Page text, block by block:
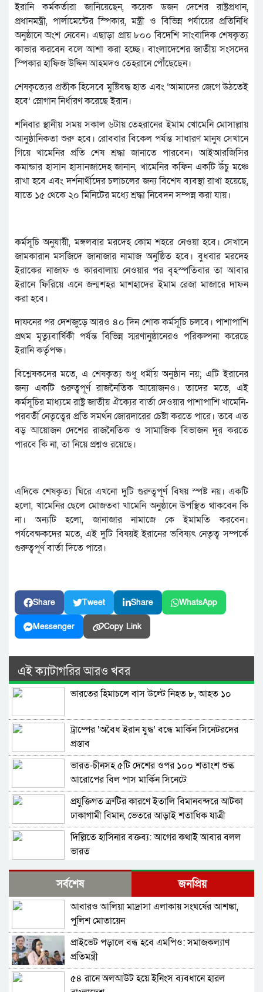
ইরানি কর্মকর্তারা জানিয়েছেন, কয়েক ডজন দেশের রাষ্ট্রপ্রধান,
প্রধানমন্ত্রী, পার্লামেন্টের স্পিকার, মন্ত্রী ও বিভিন্ন পর্যায়ের প্রতিনিধি
অনুষ্ঠানে অংশ নেবেন। এছাড়া প্রায় ৮০০ বিদেশি সাংবাদিক শেষকৃত্য
কাভার করবেন বলে আশা করা হচ্ছে। বাংলাদেশের জাতীয় সংসদের
স্পিকার হাফিজ উদ্দিন আহমদও তেহরানে পৌঁছেছেন।
শেষকৃত্যের প্রতীক হিসেবে মুষ্টিবদ্ধ হাত এবং ‘আমাদের জেগে উঠতেই
হবে’ স্লোগান নির্ধারণ করেছে ইরান।
শনিবার স্থানীয় সময় সকাল ৬টায় তেহরানের ইমাম খোমেনি মোসাল্লায়
আনুষ্ঠানিকতা শুরু হবে। রোববার বিকেল পর্যন্ত সাধারণ মানুষ সেখানে
গিয়ে খামেনির প্রতি শেষ শ্রদ্ধা জানাতে পারবেন। আইআরজিসির
কমান্ডার হাসান হাসানজাদেহ জানান, খামেনির কফিন একটি উঁচু মঞ্চে
রাখা হবে এবং দর্শনার্থীদের চলাচলের জন্য বিশেষ ব্যবস্থা রাখা হয়েছে,
যাতে ১৫ থেকে ২০ মিনিটের মধ্যে শ্রদ্ধা নিবেদন সম্পন্ন করা যায়।
কর্মসূচি অনুযায়ী, মঙ্গলবার মরদেহ কোম শহরে নেওয়া হবে। সেখানে
জামকারান মসজিদে জানাজার নামাজ অনুষ্ঠিত হবে। বুধবার মরদেহ
ইরাকের নাজাফ ও কারবালায় নেওয়ার পর বৃহস্পতিবার তা আবার
ইরানে ফিরিয়ে এনে জন্মশহর মাশহাদের ইমাম রেজা মাজারে দাফন
করা হবে।
দাফনের পর দেশজুড়ে আরও ৪০ দিন শোক কর্মসূচি চলবে। পাশাপাশি
প্রথম মৃত্যুবার্ষিকী পর্যন্ত বিভিন্ন স্মরণানুষ্ঠানেরও পরিকল্পনা করেছে
ইরানি কর্তৃপক্ষ।
বিশ্লেষকদের মতে, এ শেষকৃত্য শুধু ধর্মীয় অনুষ্ঠান নয়; এটি ইরানের
জন্য একটি গুরুত্বপূর্ণ রাজনৈতিক আয়োজনও। তাদের মতে, এই
কর্মসূচির মাধ্যমে রাষ্ট্র জাতীয় ঐক্যের বার্তা দেওয়ার পাশাপাশি খামেনি-
পরবর্তী নেতৃত্বের প্রতি সমর্থন জোরদারের চেষ্টা করতে পারে। তবে এত
বড় আয়োজন দেশের রাজনৈতিক ও সামাজিক বিভাজন দূর করতে
পারবে কি না, তা নিয়ে প্রশ্নও রয়েছে।
এদিকে শেষকৃত্য ঘিরে এখনো দুটি গুরুত্বপূর্ণ বিষয় স্পষ্ট নয়। একটি
হলো, খামেনির ছেলে মোজতবা খামেনি অনুষ্ঠানে উপস্থিত থাকবেন কি
না। অন্যটি হলো, জানাজার নামাজে কে ইমামতি করবেন।
পর্যবেক্ষকদের মতে, এই দুটি বিষয়ই ইরানের ভবিষ্যৎ নেতৃত্ব সম্পর্কে
গুরুত্বপূর্ণ বার্তা দিতে পারে।
Share Tweet Share WhatsApp
Messenger Copy Link
এই ক্যাটাগরির আরও খবর
ভারতের হিমাচলে বাস উল্টে নিহত ৮, আহত ১০
ট্রাম্পের ‘অবৈধ ইরান যুদ্ধ’ বন্ধে মার্কিন সিনেটরদের
প্রস্তাব
ভারত-চীনসহ ৫টি দেশের ওপর ১০০ শতাংশ শুল্ক
আরোপের বিল পাস মার্কিন সিনেটে
প্রযুক্তিগত ত্রুটির কারণে ইতালি বিমানবন্দরে আটকা
ঢাকাগামী বিমান, ভেতরে আড়াই শতাধিক যাত্রী
দিল্লিতে হাসিনার বক্তব্য: আগের কথাই আবার বলল
ভারত
বাংলাদেশ-পাকিস্তানসহ ১৩ দেশের জোট, কমান্ডার
নিয়োগ দিল সৌদি আরব
ভারতের চিকেন নেক নিয়ে নতুন পরিকল্পনা
শুভেন্দুর কৌশলে বদলে যাচ্ছে পশ্চিমবঙ্গের রাজনীতির
সমীকরণ
বাংলাদেশের সঙ্গে ফারাক্কা চুক্তি নবায়ন না করার দাবি
সর্বশেষ জনপ্রিয়
আবারও আলিয়া মাদ্রাসা এলাকায় সংঘর্ষের আশঙ্কা,
পুলিশ মোতায়েন
প্রাইভেট পড়ালে বন্ধ হবে এমপিও: সমাজকল্যাণ
প্রতিমন্ত্রী
৫৪ রানে অলআউট হয়ে ইনিংস ব্যবধানে হারল